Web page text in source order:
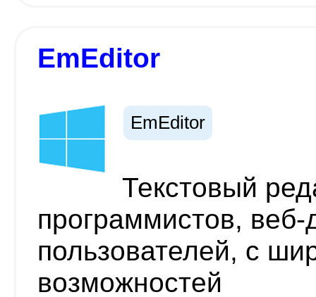
EmEditor
EmEditor
Текстовый
программистов,
пользователей, с
возможностей